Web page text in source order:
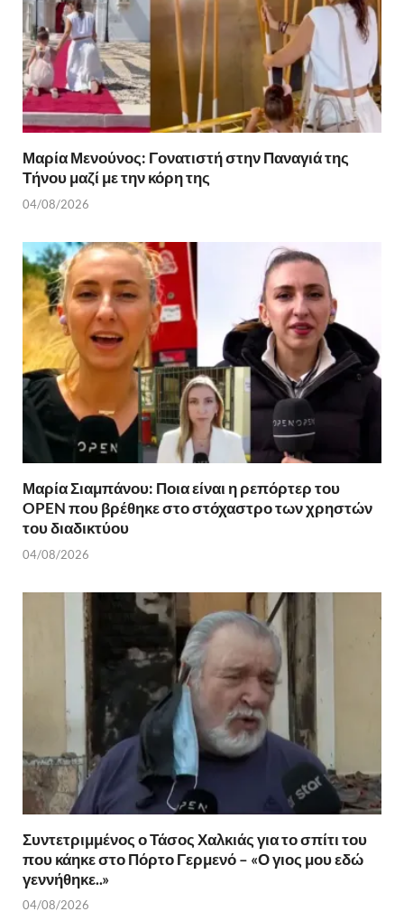
Μαρία Μενούνος: Γονατιστή στην Παναγιά της
Τήνου μαζί με την κόρη της
04/08/2026
Μαρία Σιαμπάνου: Ποια είναι η ρεπόρτερ του
OPEN που βρέθηκε στο στόχαστρο των χρηστών
του διαδικτύου
04/08/2026
Συντετριμμένος ο Τάσος Χαλκιάς για το σπίτι του
που κάηκε στο Πόρτο Γερμενό – «Ο γιος μου εδώ
γεννήθηκε..»
04/08/2026